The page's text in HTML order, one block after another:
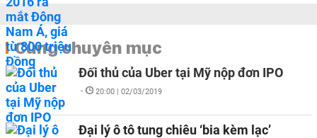
Cùng chuyên mục
Đối thủ của Uber tại Mỹ nộp đơn IPO
- 20:00 | 02/03/2019
Đại lý ô tô tung chiêu ‘bia kèm lạc’